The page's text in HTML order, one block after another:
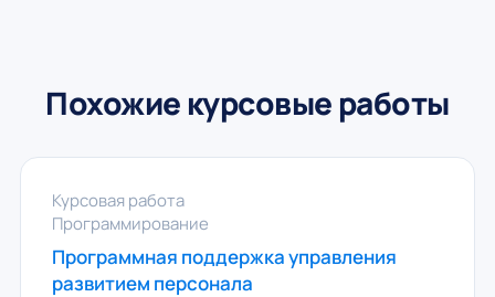
Похожие курсовые работы
Курсовая работа
Программирование
Программная поддержка управления
развитием персонала